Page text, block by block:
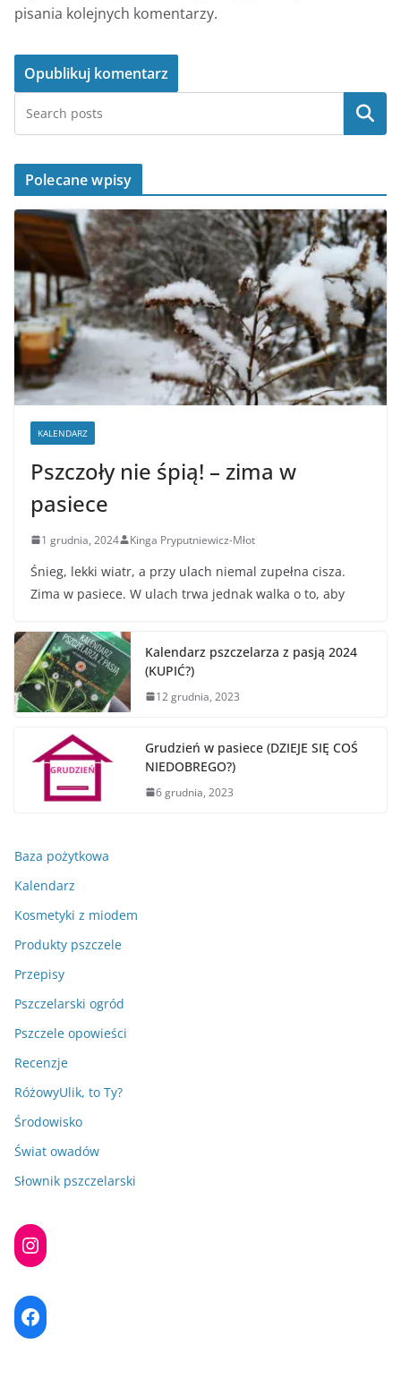
pisania kolejnych komentarzy.
Szukaj
Polecane wpisy
KALENDARZ
Pszczoły nie śpią! – zima w
pasiece
1 grudnia, 2024 Kinga Pryputniewicz-Młot
Śnieg, lekki wiatr, a przy ulach niemal zupełna cisza.
Zima w pasiece. W ulach trwa jednak walka o to, aby
Kalendarz pszczelarza z pasją 2024
(KUPIĆ?)
12 grudnia, 2023
Grudzień w pasiece (DZIEJE SIĘ COŚ
NIEDOBREGO?)
6 grudnia, 2023
Baza pożytkowa
Kalendarz
Kosmetyki z miodem
Produkty pszczele
Przepisy
Pszczelarski ogród
Pszczele opowieści
Recenzje
RóżowyUlik, to Ty?
Środowisko
Świat owadów
Słownik pszczelarski
Instagram
Facebook